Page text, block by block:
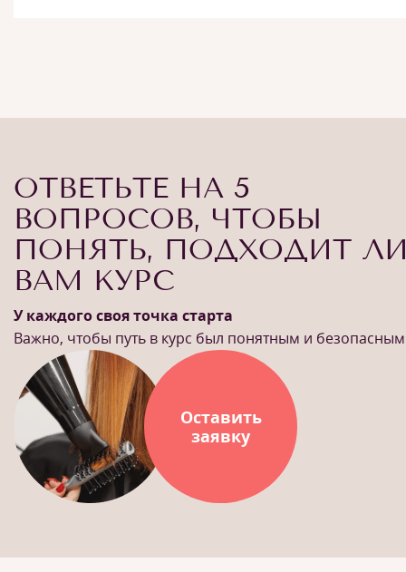
ОТВЕТЬТЕ НА 5
ВОПРОСОВ, ЧТОБЫ
ПОНЯТЬ, ПОДХОДИТ
ВАМ КУРС
У каждого своя точка старта
Важно, чтобы путь в курс был понятным и безопасным
Оставить
заявку